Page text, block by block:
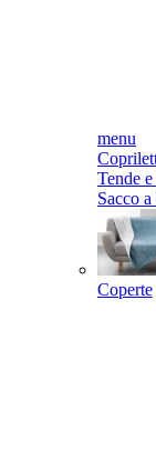
menu
Tende
Sacco
Coperte